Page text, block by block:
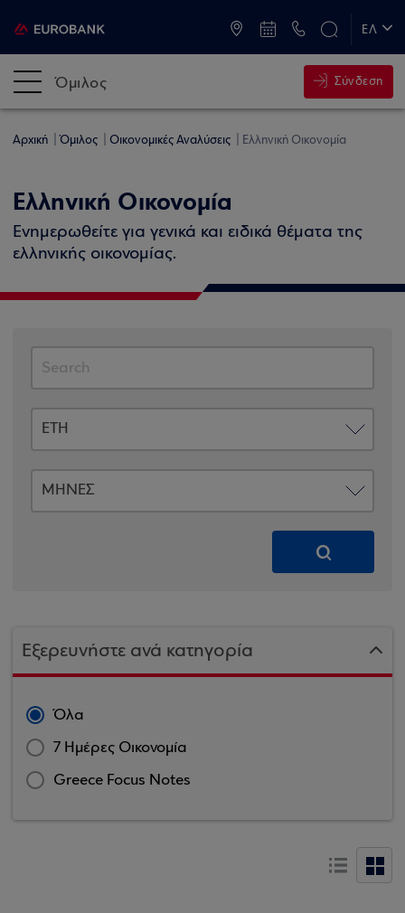
ΕΛ
Όμιλος Σύνδεση
Αρχική Όμιλος Οικονομικές Αναλύσεις Ελληνική Οικονομία
Ελληνική Οικονομία
Ενημερωθείτε για γενικά και ειδικά θέματα της
ελληνικής οικονομίας.
Εξερευνήστε ανά κατηγορία
Όλα
7 Ημέρες Οικονομία
Greece Focus Notes